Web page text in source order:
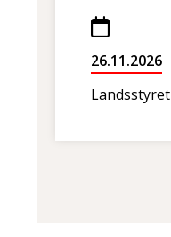
26.11.2026
Landsstyret